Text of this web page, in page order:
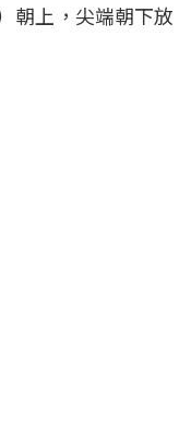
朝上，尖端朝下放